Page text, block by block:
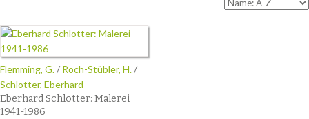
Flemming, G./ Roch-Stübler, H./
Schlotter, Eberhard
Eberhard Schlotter: Malerei
1941-1986